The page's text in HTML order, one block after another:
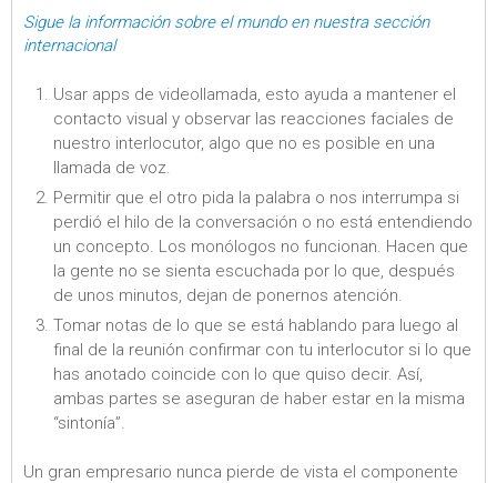
Sigue la información sobre el mundo en nuestra sección
internacional
Usar apps de videollamada, esto ayuda a mantener el
contacto visual y observar las reacciones faciales de
nuestro interlocutor, algo que no es posible en una
llamada de voz.
Permitir que el otro pida la palabra o nos interrumpa si
perdió el hilo de la conversación o no está entendiendo
un concepto. Los monólogos no funcionan. Hacen que
la gente no se sienta escuchada por lo que, después
de unos minutos, dejan de ponernos atención.
Tomar notas de lo que se está hablando para luego al
final de la reunión confirmar con tu interlocutor si lo que
has anotado coincide con lo que quiso decir. Así,
ambas partes se aseguran de haber estar en la misma
“sintonía”.
Un gran empresario nunca pierde de vista el componente